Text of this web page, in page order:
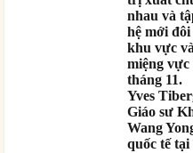
nhau và
hệ mới
khu vực
miệng
tháng 11.
Yves
Giáo sư
Wang
quốc tế